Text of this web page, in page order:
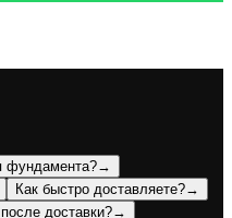
фундамента?→
Как быстро доставляете?→
доставки?→